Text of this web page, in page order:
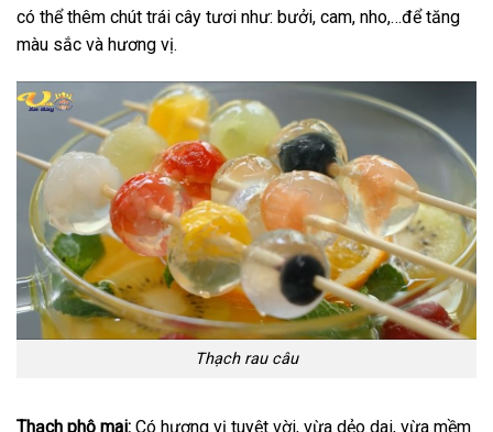
có thể thêm chút trái cây tươi như: bưởi, cam, nho,…để tăng
màu sắc và hương vị.
Thạch rau câu
Thạch phô mai: Có hương vị tuyệt vời, vừa dẻo dai, vừa mềm